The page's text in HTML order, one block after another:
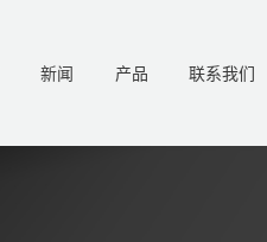
新闻 产品 联系我们